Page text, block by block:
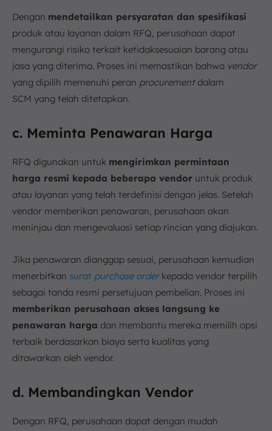
Dengan mendetailkan persyaratan dan spesifikasi
produk atau layanan dalam RFQ, perusahaan dapat
mengurangi risiko terkait ketidaksesuaian barang atau
jasa yang diterima. Proses ini memastikan bahwa vendor
yang dipilih memenuhi peran procurementdalam
SCM yang telah ditetapkan.
c. Meminta Penawaran Harga
RFQ digunakan untuk mengirimkan permintaan
harga resmi kepada beberapa vendor untuk produk
atau layanan yang telah terdefinisi dengan jelas. Setelah
vendor memberikan penawaran, perusahaan akan
meninjau dan mengevaluasi setiap rincian yang diajukan.
Jika penawaran dianggap sesuai, perusahaan kemudian
menerbitkan surat purchase orderkepada vendor terpilih
sebagai tanda resmi persetujuan pembelian. Proses ini
memberikan perusahaan akses langsung ke
penawaran harga dan membantu mereka memilih opsi
terbaik berdasarkan biaya serta kualitas yang
ditawarkan oleh vendor.
d. Membandingkan Vendor
Dengan RFQ, perusahaan dapat dengan mudah